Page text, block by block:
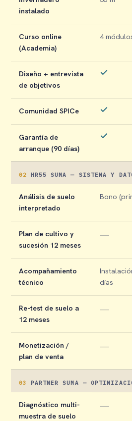
instalado
Curso online
(Academia)
4
Diseño + entrevista
de objetivos
Comunidad SPICe
Garantía de
arranque (90 días)
02 HR55 SUMA — SISTEMA Y
Análisis de suelo
interpretado
Bono
Plan de cultivo y
sucesión 12 meses
—
Acompañamiento
técnico
días
Re-test de suelo a
12 meses
—
Monetización /
plan de venta
—
03 PARTNER SUMA —
Diagnóstico multi-
muestra de suelo
—